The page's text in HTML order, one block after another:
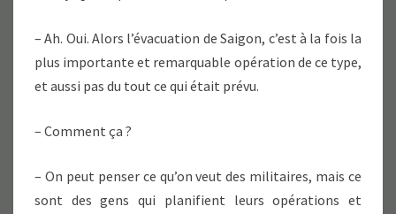
– Ah. Oui. Alors l’évacuation de Saigon, c’est à la fois la
plus importante et remarquable opération de ce type,
et aussi pas du tout ce qui était prévu.
– Comment ça ?
– On peut penser ce qu’on veut des militaires, mais ce
sont des gens qui planifient leurs opérations et